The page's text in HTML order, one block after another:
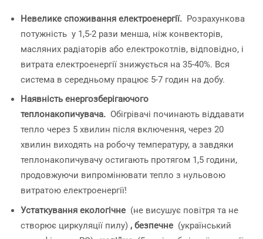
Невелике споживання електроенергії. Розрахункова
потужність у 1,5-2 рази менша, ніж конвекторів,
масляних радіаторів або електрокотлів, відповідно, і
витрата електроенергії знижується на 35-40%. Вся
система в середньому працює 5-7 годин на добу.
Наявність енергозберігаючого
теплонакопичувача. Обігрівачі починають віддавати
тепло через 5 хвилин після включення, через 20
хвилин виходять на робочу температуру, а завдяки
теплонакопичувачу остигають протягом 1,5 години,
продовжуючи випромінювати тепло з нульовою
витратою електроенергії!
Устаткування екологічне (не висушує повітря та не
створює циркуляції пилу) , безпечне (український